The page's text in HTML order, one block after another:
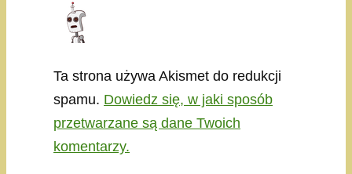
Ta strona używa Akismet do redukcji
spamu. Dowiedz się, w jaki sposób
przetwarzane są dane Twoich
komentarzy.